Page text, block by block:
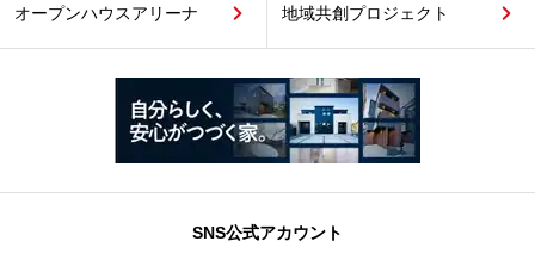
オープンハウスアリーナ 地域共創プロジェクト
SNS公式アカウント